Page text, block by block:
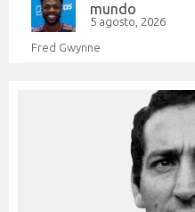
mundo
5 agosto, 2026
Fred Gwynne